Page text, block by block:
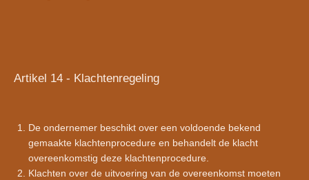
Artikel 14 - Klachtenregeling
De ondernemer beschikt over een voldoende bekend
gemaakte klachtenprocedure en behandelt de klacht
overeenkomstig deze klachtenprocedure.
Klachten over de uitvoering van de overeenkomst moeten